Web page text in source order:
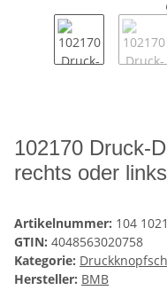
102170 Druck-
rechts oder links
Artikelnummer: 104
GTIN: 4048563020758
Kategorie:
Hersteller: BMB